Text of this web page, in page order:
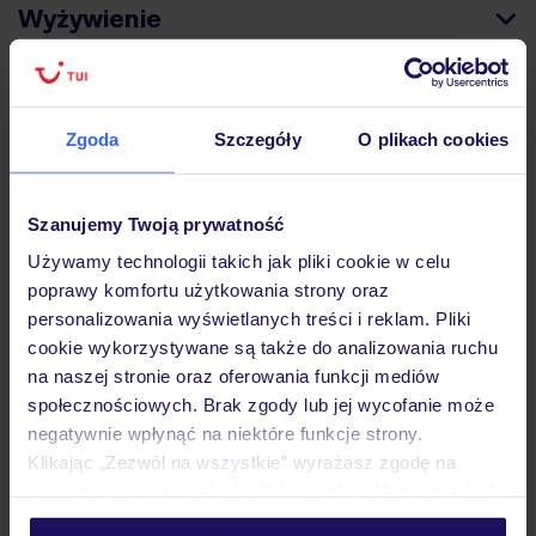
Zgoda Szczegóły O plikach cookies
Szanujemy Twoją prywatność
Używamy technologii takich jak pliki cookie w celu
poprawy komfortu użytkowania strony oraz
personalizowania wyświetlanych treści i reklam. Pliki
cookie wykorzystywane są także do analizowania ruchu
na naszej stronie oraz oferowania funkcji mediów
społecznościowych. Brak zgody lub jej wycofanie może
negatywnie wpłynąć na niektóre funkcje strony.
Klikając „Zezwól na wszystkie” wyrażasz zgodę na
personalizować swój wybór wchodząc w zakładkę
Wyżywienie
Atrakcje
Często zadawane pytania
Jak zmienić uczestników/osobę zgłaszającą?
Czy w Hotelu będzie przedstawiciel TUI?
Na jakiej podstawie i gdzie otrzymam karty
pokładowe/bilety lotnicze?
Zobacz więcej